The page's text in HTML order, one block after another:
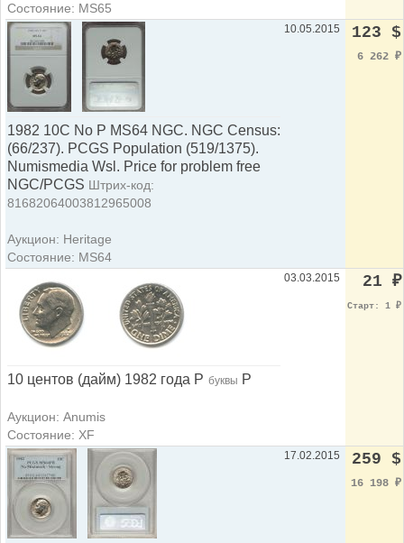
Состояние: MS65
1982 10C No P MS64 NGC. NGC Census:
(66/237). PCGS Population (519/1375).
Numismedia Wsl. Price for problem free
NGC/PCGS Штрих-код:
81682064003812965008
Аукцион: Heritage
Состояние: MS64
10.05.2015 123 $
6 262 ₽
10 центов (дайм) 1982 года P буквы P
Аукцион: Anumis
Состояние: XF
03.03.2015 21 ₽
Старт: 1 ₽
17.02.2015 259 $
16 198 ₽